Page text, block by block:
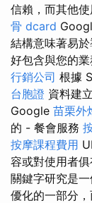
信賴，而其他
骨 dcard
結構意味著易
好包含與您的
行銷公司 根據
台胞證 資料建
Google 苗栗外
的 - 餐會服務
按摩課程費用
容或對使用者
關鍵字研究是
優化的一部分